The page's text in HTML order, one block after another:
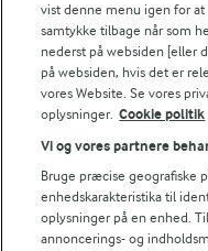
Tip
Frikadellerne kan
smør i en pande eller
1
vist denne menu igen for
samtykke tilbage når som
nederst på websiden [eller
på websiden, hvis det er
vores Website. Se vores
oplysninger. Cookie politik
Vi og vores partnere
Bruge præcise geografiske
enhedskarakteristika til
oplysninger på en enhed.
annoncerings- og